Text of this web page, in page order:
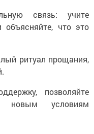
связь: учите
что это
ритуал прощания,
позволяйте
новым условиям